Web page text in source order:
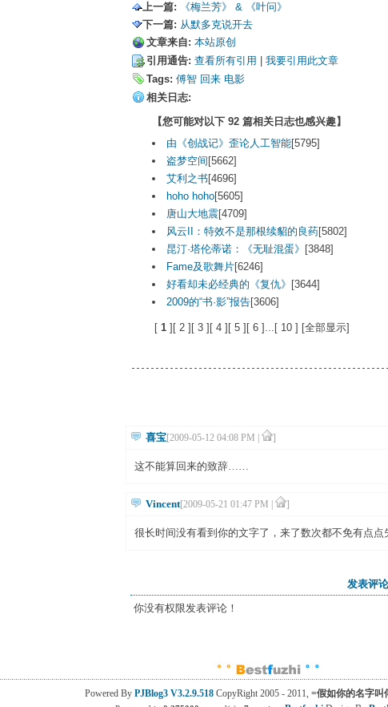
上一篇:
《梅兰芳》 & 《叶问》
下一篇: 从默多克说开去
文章来自: 本站原创
引用通告: 查看所有引用
我要引用此文章
Tags: 傅智 回来 电影
相关日志:
【您可能对以下 92 篇相关日志也感兴趣】
由《创战记》歪论人工智能[5795]
盗梦空间 [5662]
艾利之书 [4696]
hoho hoho[5605]
唐山大地震[4709]
风云II：特效不是那根续貂的良药[5802]
昆汀·塔伦蒂诺：《无耻混蛋》 [3848]
Fame及歌舞片[6246]
好看却未必经典的《复仇》 [3644]
2009的“书·影”报告[3606]
[ 1 ][ 2 ][ 3 ][ 4 ][ 5 ][ 6 ]...[ 10 ] [全部显示]
喜宝[2009-05-12 04:08 PM | ]
这不能算回来的致辞……
Vincent[2009-05-21 01:47 PM | ]
很长时间没有看到你的文字了，来了数次都不免有点点
发表评论
你没有权限发表评论！
Powered By PJBlog3 V3.2.9.518 CopyRight 2005 - 2011, =假如你的名字叫